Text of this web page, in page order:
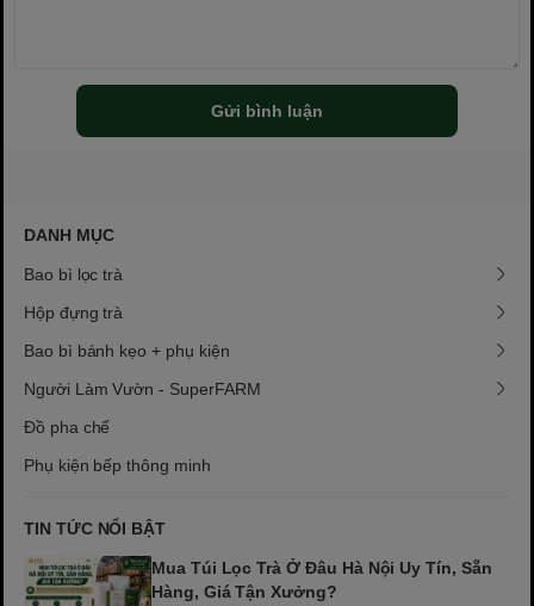
Gửi bình luận
DANH MỤC
Bao bì lọc trà
Hộp đựng trà
Bao bì bánh kẹo + phụ kiện
Người Làm Vườn - SuperFARM
Đồ pha chế
Phụ kiện bếp thông minh
TIN TỨC NỔI BẬT
Mua Túi Lọc Trà Ở Đâu Hà Nội Uy Tín, Sẵn
Hàng, Giá Tận Xưởng?